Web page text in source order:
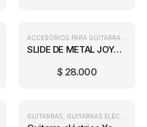
SLIDE DE METAL JOYO ACE-220
$ 28.000
GUITARRAS GUITARRAS ELÉCTRICAS